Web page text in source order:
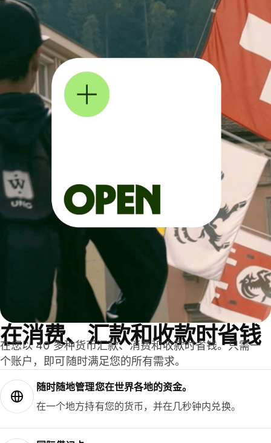
在消费、汇款和收款时省钱
在您以 40 多种货币汇款、消费和收款时省钱。只需一
个账户，即可随时满足您的所有需求。
随时随地管理您在世界各地的资金。
在一个地方持有您的货币，并在几秒钟内兑换。